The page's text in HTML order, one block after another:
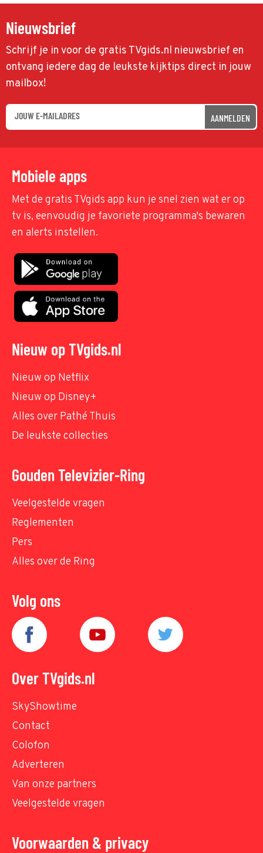
Nieuwsbrief
Schrijf je in voor de gratis TVgids.nl nieuwsbrief en
ontvang iedere dag de leukste kijktips direct in jouw
mailbox!
AANMELDEN
Mobiele apps
Met de gratis TVgids app kun je snel zien wat er op
tv is, eenvoudig je favoriete programma's bewaren
en alerts instellen.
Nieuw op TVgids.nl
Nieuw op Netflix
Nieuw op Disney+
Alles over Pathé Thuis
De leukste collecties
Gouden Televizier-Ring
Veelgestelde vragen
Reglementen
Pers
Alles over de Ring
Volg ons
Over TVgids.nl
SkyShowtime
Contact
Colofon
Adverteren
Van onze partners
Veelgestelde vragen
Voorwaarden & privacy